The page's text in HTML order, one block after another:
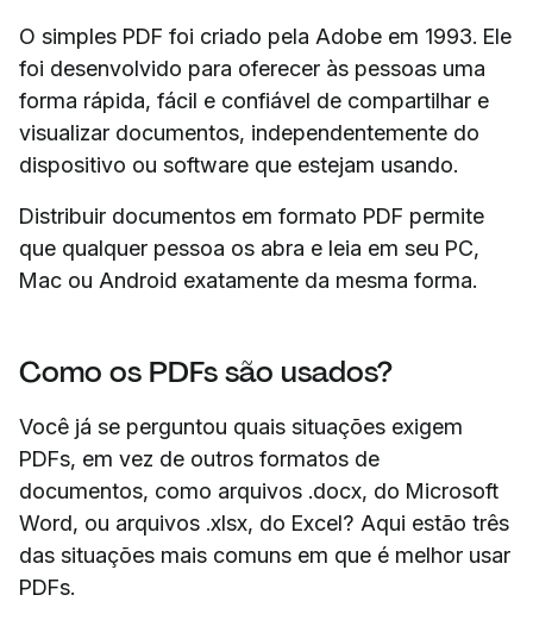
O simples PDF foi criado pela Adobe em 1993. Ele
foi desenvolvido para oferecer às pessoas uma
forma rápida, fácil e confiável de compartilhar e
visualizar documentos, independentemente do
dispositivo ou software que estejam usando.
Distribuir documentos em formato PDF permite
que qualquer pessoa os abra e leia em seu PC,
Mac ou Android exatamente da mesma forma.
Como os PDFs são usados?
Você já se perguntou quais situações exigem
PDFs, em vez de outros formatos de
documentos, como arquivos .docx, do Microsoft
Word, ou arquivos .xlsx, do Excel? Aqui estão três
das situações mais comuns em que é melhor usar
PDFs.